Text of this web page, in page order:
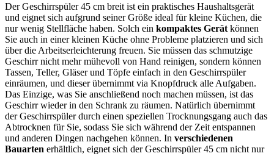
Der Geschirrspüler 45 cm breit ist ein praktisches Haushaltsgerät
und eignet sich aufgrund seiner Größe ideal für kleine Küchen, die
nur wenig Stellfläche haben. Solch ein kompaktes Gerät können
Sie auch in einer kleinen Küche ohne Probleme platzieren und sich
über die Arbeitserleichterung freuen. Sie müssen das schmutzige
Geschirr nicht mehr mühevoll von Hand reinigen, sondern können
Tassen, Teller, Gläser und Töpfe einfach in den Geschirrspüler
einräumen, und dieser übernimmt via Knopfdruck alle Aufgaben.
Das Einzige, was Sie anschließend noch machen müssen, ist das
Geschirr wieder in den Schrank zu räumen. Natürlich übernimmt
der Geschirrspüler durch einen speziellen Trocknungsgang auch das
Abtrocknen für Sie, sodass Sie sich während der Zeit entspannen
und anderen Dingen nachgehen können. In verschiedenen
Bauarten erhältlich, eignet sich der Geschirrspüler 45 cm nicht nur